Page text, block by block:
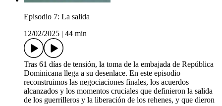
Episodio 7: La salida
12/02/2025
44 min
Tras 61 días de tensión, la toma de la embajada de República
Dominicana llega a su desenlace. En este episodio
reconstruimos las negociaciones finales, los acuerdos
alcanzados y los momentos cruciales que definieron la salida
de los guerrilleros y la liberación de los rehenes, y que dieron